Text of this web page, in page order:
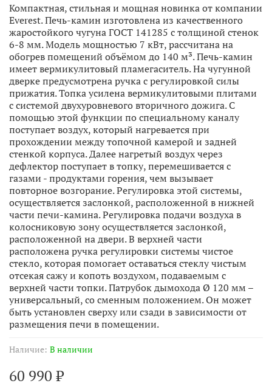
Наличие: В наличии
60 990 ₽
Компактная, стильная и мощная новинка от компании
Everest. Печь-камин изготовлена из качественного
жаростойкого чугуна ГОСТ 141285 с толщиной стенок
6-8 мм. Модель мощностью 7 кВт, рассчитана на
обогрев помещений объёмом до 140 м³. Печь-камин
имеет вермикулитовый пламегаситель. На чугунной
дверке предусмотрена ручка с регулировкой силы
прижатия. Топка усилена вермикулитовыми плитами
с системой двухуровневого вторичного дожига. С
помощью этой функции по специальному каналу
поступает воздух, который нагревается при
прохождении между топочной камерой и задней
стенкой корпуса. Далее нагретый воздух через
дефлектор поступает в топку, перемешивается с
газами - продуктами горения, чем вызывает
повторное возгорание. Регулировка этой системы,
осуществляется заслонкой, расположенной в нижней
части печи-камина. Регулировка подачи воздуха в
колосниковую зону осуществляется заслонкой,
расположенной на двери. В верхней части
расположена ручка регулировки системы чистое
стекло, которая помогает оставаться стеклу чистым
отсекая сажу и копоть воздухом, подаваемым с
верхней части топки. Патрубок дымохода Ø 120 мм –
универсальный, со сменным положением. Он может
быть установлен сверху или сзади в зависимости от
размещения печи в помещении.